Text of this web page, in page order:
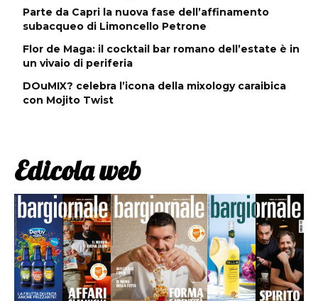
Parte da Capri la nuova fase dell’affinamento
subacqueo di Limoncello Petrone
Flor de Maga: il cocktail bar romano dell’estate è in
un vivaio di periferia
DOuMIX? celebra l’icona della mixology caraibica
con Mojito Twist
Edicola web